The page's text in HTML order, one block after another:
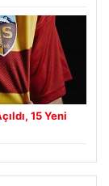
15 Yeni